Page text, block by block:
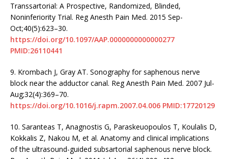
Transsartorial: A Prospective, Randomized, Blinded,
Noninferiority Trial. Reg Anesth Pain Med. 2015 Sep-
Oct;40(5):623–30.
https://doi.org/10.1097/AAP.0000000000000277
PMID:26110441
9. Krombach J, Gray AT. Sonography for saphenous nerve
block near the adductor canal. Reg Anesth Pain Med. 2007 Jul-
Aug;32(4):369–70.
https://doi.org/10.1016/j.rapm.2007.04.006 PMID:17720129
10. Saranteas T, Anagnostis G, Paraskeuopoulos T, Koulalis D,
Kokkalis Z, Nakou M, et al. Anatomy and clinical implications
of the ultrasound-guided subsartorial saphenous nerve block.